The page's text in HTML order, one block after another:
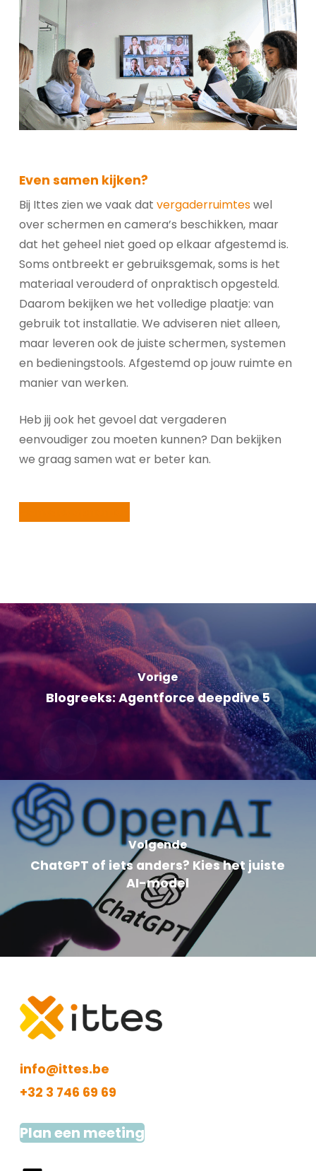
Even samen kijken?
Bij Ittes zien we vaak dat vergaderruimteswel
over schermen en camera’s beschikken, maar
dat het geheel niet goed op elkaar afgestemd is.
Soms ontbreekt er gebruiksgemak, soms is het
materiaal verouderd of onpraktisch opgesteld.
Daarom bekijken we het volledige plaatje: van
gebruik tot installatie. We adviseren niet alleen,
maar leveren ook de juiste schermen, systemen
en bedieningstools. Afgestemd op jouw ruimte en
manier van werken.
Heb jij ook het gevoel dat vergaderen
eenvoudiger zou moeten kunnen? Dan bekijken
we graag samen wat er beter kan.
Vorige
Blogreeks: Agentforce deepdive 5
Volgende
ChatGPT of iets anders? Kies het juiste
AI-model
info@ittes.be
+32 3 746 69 69
Plan een meeting